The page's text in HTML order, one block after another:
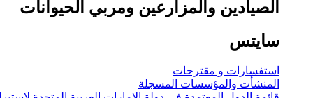
الصيادين والمزارعين ومربي الحيوانات
سايتس
استفسارات و مقترحات
المنشأت والمؤسسات المسجلة